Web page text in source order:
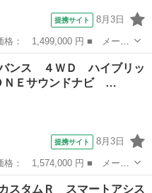
提携サイト 8月3日
ッサＧ４ ■ グレード名：
ＥＤライナー ＢＳＭ 禁煙
バンス ４ＷＤ ハイブリッ
ＮＥサウンドナビ …
提携サイト 8月3日
レード名： アドバンス
スタムＲ スマートアシス